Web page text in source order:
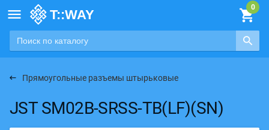

Прямоугольные разъемы штырьковые
JST SM02B-SRSS-TB(LF)(SN)